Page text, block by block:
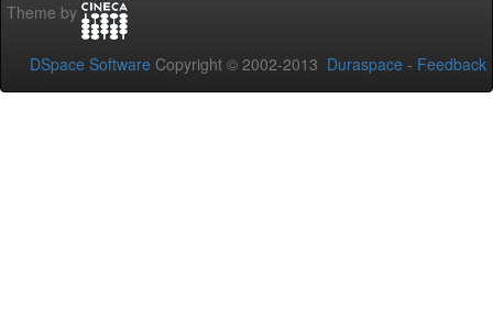
Theme by
DSpace Software Copyright © 2002-2013 Duraspace - Feedback